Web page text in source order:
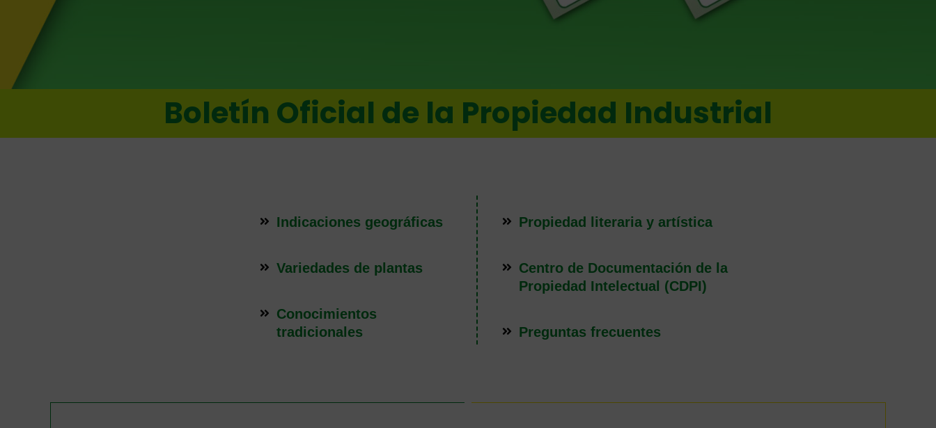
Boletín Oficial de la Propiedad Industrial
Indicaciones geográficas
Variedades de plantas
Conocimientos
tradicionales
Propiedad literaria y artística
Centro de Documentación de la
Propiedad Intelectual (CDPI)
Preguntas frecuentes